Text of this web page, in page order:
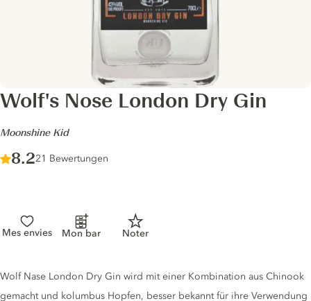
Wolf's Nose London Dry Gin
-
Moonshine Kid
Score :
8.2/ 10
21 Bewertungen
Mes envies Mon bar Noter
Gin description
Wolf Nase London Dry Gin wird mit einer Kombination aus Chinook
gemacht und kolumbus Hopfen, besser bekannt für ihre Verwendung